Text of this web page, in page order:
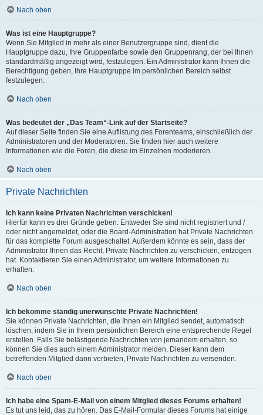
Nach oben
Was ist eine Hauptgruppe?
Wenn Sie Mitglied in mehr als einer Benutzergruppe sind, dient die
Hauptgruppe dazu, Ihre Gruppenfarbe sowie den Gruppenrang, der bei Ihnen
standardmäßig angezeigt wird, festzulegen. Ein Administrator kann Ihnen die
Berechtigung geben, Ihre Hauptgruppe im persönlichen Bereich selbst
festzulegen.
Nach oben
Was bedeutet der „Das Team“-Link auf der Startseite?
Auf dieser Seite finden Sie eine Auflistung des Forenteams, einschließlich der
Administratoren und der Moderatoren. Sie finden hier auch weitere
Informationen wie die Foren, die diese im Einzelnen moderieren.
Nach oben
Private Nachrichten
Ich kann keine Privaten Nachrichten verschicken!
Hierfür kann es drei Gründe geben: Entweder Sie sind nicht registriert und /
oder nicht angemeldet, oder die Board-Administration hat Private Nachrichten
für das komplette Forum ausgeschaltet. Außerdem könnte es sein, dass der
Administrator Ihnen das Recht, Private Nachrichten zu verschicken, entzogen
hat. Kontaktieren Sie einen Administrator, um weitere Informationen zu
erhalten.
Nach oben
Ich bekomme ständig unerwünschte Private Nachrichten!
Sie können Private Nachrichten, die Ihnen ein Mitglied sendet, automatisch
löschen, indem Sie in Ihrem persönlichen Bereich eine entsprechende Regel
erstellen. Falls Sie belästigende Nachrichten von jemandem erhalten, so
können Sie dies auch einem Administrator melden. Dieser kann dem
betreffenden Mitglied dann verbieten, Private Nachrichten zu versenden.
Nach oben
Ich habe eine Spam-E-Mail von einem Mitglied dieses Forums erhalten!
Es tut uns leid, das zu hören. Das E-Mail-Formular dieses Forums hat einige